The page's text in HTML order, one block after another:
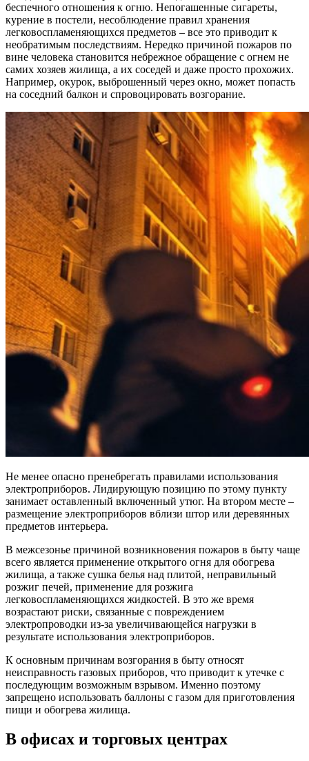
беспечного отношения к огню. Непогашенные сигареты,
курение в постели, несоблюдение правил хранения
легковоспламеняющихся предметов – все это приводит к
необратимым последствиям. Нередко причиной пожаров по
вине человека становится небрежное обращение с огнем не
самих хозяев жилища, а их соседей и даже просто прохожих.
Например, окурок, выброшенный через окно, может попасть
на соседний балкон и спровоцировать возгорание.
Не менее опасно пренебрегать правилами использования
электроприборов. Лидирующую позицию по этому пункту
занимает оставленный включенный утюг. На втором месте –
размещение электроприборов вблизи штор или деревянных
предметов интерьера.
В межсезонье причиной возникновения пожаров в быту чаще
всего является применение открытого огня для обогрева
жилища, а также сушка белья над плитой, неправильный
розжиг печей, применение для розжига
легковоспламеняющихся жидкостей. В это же время
возрастают риски, связанные с повреждением
электропроводки из-за увеличивающейся нагрузки в
результате использования электроприборов.
К основным причинам возгорания в быту относят
неисправность газовых приборов, что приводит к утечке с
последующим возможным взрывом. Именно поэтому
запрещено использовать баллоны с газом для приготовления
пищи и обогрева жилища.
В офисах и торговых центрах